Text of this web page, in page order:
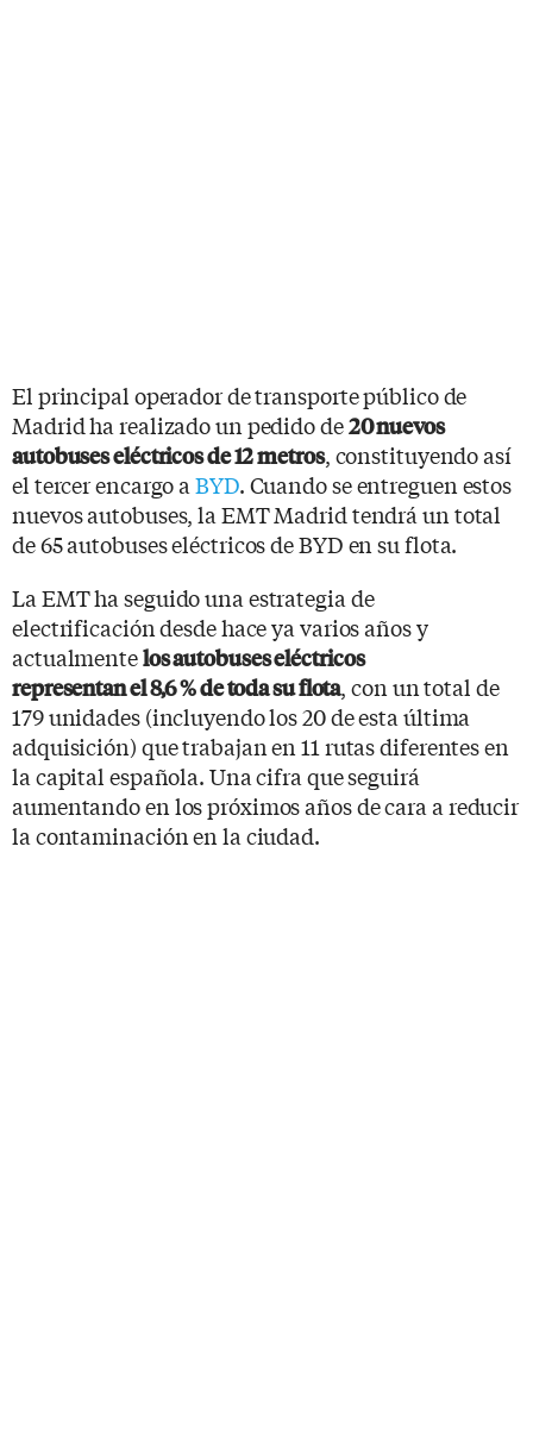
El principal operador de transporte público de
Madrid ha realizado un pedido de20 nuevos
autobuses eléctricos de 12 metros, constituyendo así
el tercer encargo a BYD. Cuando se entreguen estos
nuevos autobuses, la EMT Madrid tendrá un total
de 65 autobuses eléctricos de BYD en su flota.
La EMT ha seguido una estrategia de
electrificación desde hace ya varios años y
actualmentelos autobuses eléctricos
representan el 8,6 % de toda su flota, con un total de
179 unidades (incluyendo los 20 de esta última
adquisición) que trabajan en 11 rutas diferentes en
la capital española. Una cifra que seguirá
aumentando en los próximos años de cara a reducir
la contaminación en la ciudad.